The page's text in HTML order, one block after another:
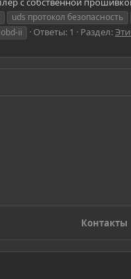
uds протокол безопасность
ii Ответы: 1 Раздел:
Контакты